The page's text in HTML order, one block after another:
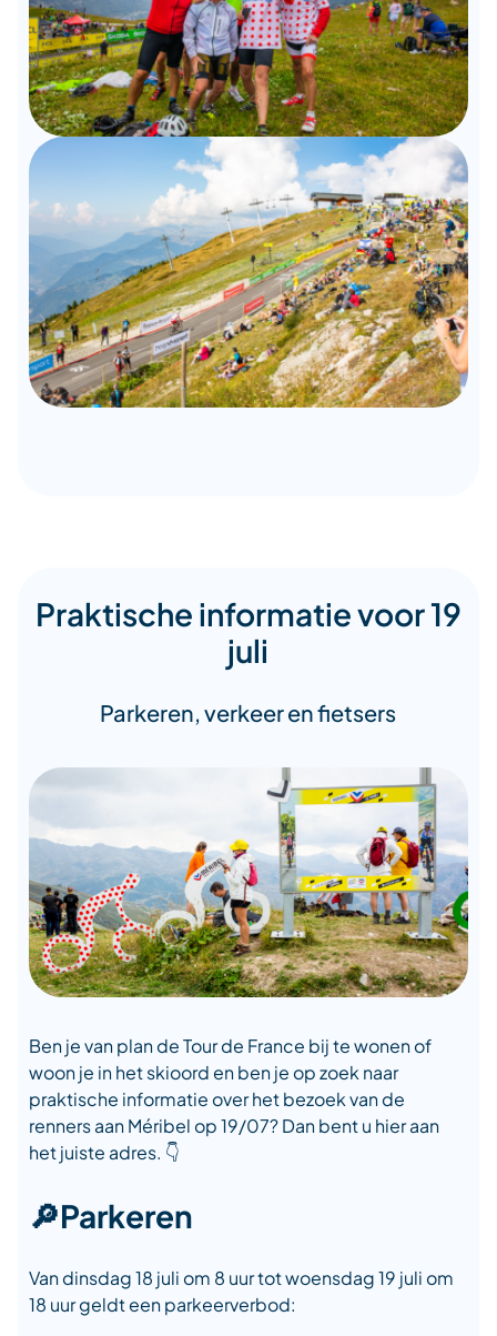
Praktische informatie voor 19
juli
Parkeren, verkeer en fietsers
Ben je van plan de Tour de France bij te wonen of
woon je in het skioord en ben je op zoek naar
praktische informatie over het bezoek van de
renners aan Méribel op 19/07? Dan bent u hier aan
het juiste adres. 👇
🔎Parkeren
Van dinsdag 18 juli om 8 uur tot woensdag 19 juli om
18 uur geldt een parkeerverbod: